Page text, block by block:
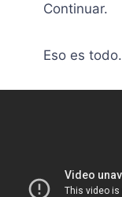
Continuar.
Eso es todo.